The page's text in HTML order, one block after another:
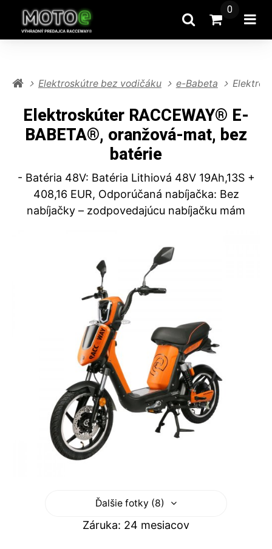
HľadaťPrejsť na
0
Elektroskútre bez vodičáku e-Babeta
Elektroskúter RACCEWAY® E-
BABETA®, oranžová-mat, bez
batérie
- Batéria 48V: Batéria Lithiová 48V 19Ah,13S +
408,16 EUR, Odporúčaná nabíjačka: Bez
nabíjačky – zodpovedajúcu nabíjačku mám
Ďalšie fotky (8)
Záruka: 24 mesiacov